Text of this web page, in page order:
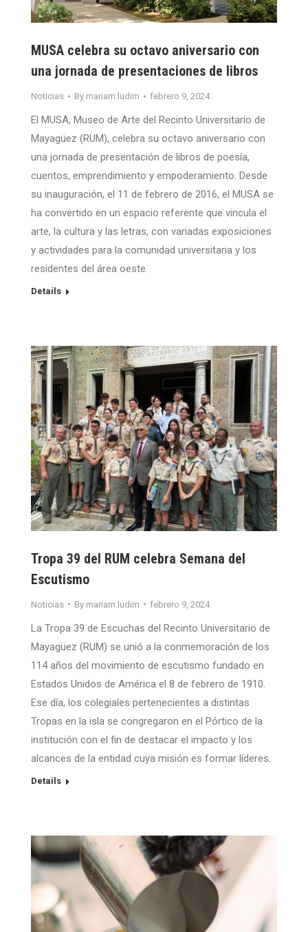
MUSA celebra su octavo aniversario con
una jornada de presentaciones de libros
Noticias By mariam.ludim febrero 9, 2024
El MUSA, Museo de Arte del Recinto Universitario de
Mayagüez (RUM), celebra su octavo aniversario con
una jornada de presentación de libros de poesía,
cuentos, emprendimiento y empoderamiento. Desde
su inauguración, el 11 de febrero de 2016, el MUSA se
ha convertido en un espacio referente que vincula el
arte, la cultura y las letras, con variadas exposiciones
y actividades para la comunidad universitaria y los
residentes del área oeste.
Details
Tropa 39 del RUM celebra Semana del
Escutismo
Noticias By mariam.ludim febrero 9, 2024
La Tropa 39 de Escuchas del Recinto Universitario de
Mayagüez (RUM) se unió a la conmemoración de los
114 años del movimiento de escutismo fundado en
Estados Unidos de América el 8 de febrero de 1910.
Ese día, los colegiales pertenecientes a distintas
Tropas en la isla se congregaron en el Pórtico de la
institución con el fin de destacar el impacto y los
alcances de la entidad cuya misión es formar líderes.
Details